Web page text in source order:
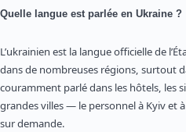
Quelle langue est parlée en Ukraine ?
L’ukrainien est la langue officielle de
dans de nombreuses régions, surtout
couramment parlé dans les hôtels, les
grandes villes — le personnel à Kyiv et
sur demande.